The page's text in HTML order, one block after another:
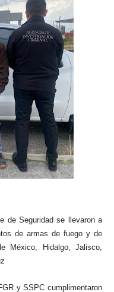
de Seguridad se llevaron a
de armas de fuego y de
México, Hidalgo, Jalisco,
y SSPC cumplimentaron